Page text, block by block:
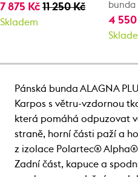
7 875 Kč 11 250 Kč
Skladem
bunda
4
Pánská bunda ALAGNA
Karpos s větru-vzdornou
která pomáhá odpuzovat
straně, horní části paží a
z izolace Polartec®
Zadní část, kapuce a